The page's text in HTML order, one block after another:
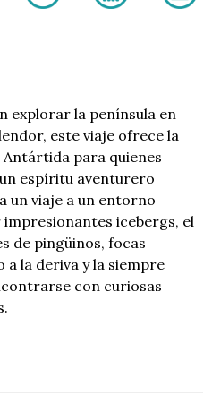
explorar la península en
este viaje ofrece la
para quienes
espíritu aventurero
un viaje a un entorno
icebergs, el
de pingüinos, focas
a la deriva y la siempre
con curiosas